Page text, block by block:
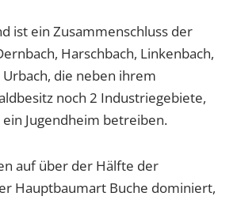
ist ein Zusammenschluss der
Harschbach, Linkenbach,
die neben ihrem
noch 2 Industriegebiete,
Jugendheim betreiben.
auf über der Hälfte der
Hauptbaumart Buche dominiert,
Optionen des Benutzers